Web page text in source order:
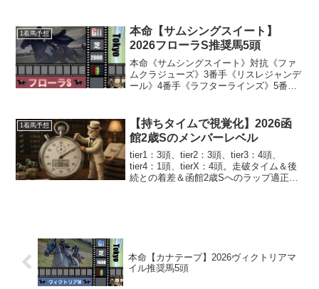
枠＆逃げアプローチの見込みが高い《4》
アルテクィー...
1着馬予想
本命【サムシングスイート】
2026フローラS推奨馬5頭
本命《サムシングスイート》対抗《ファ
ムクラジューズ》3番手《リスレジャンデ
ール》4番手《ラフターラインズ》5番手
トとなる東京芝2000。さらに3歳世代牝馬
限定戦。例年通...
1着馬予想
【持ちタイムで視覚化】2026函
館2歳Sのメンバーレベル
tier1：3頭、tier2：3頭、tier3：4頭、
tier4：1頭、tierX：4頭。走破タイム＆後
続との着差＆函館2歳Sへのラップ適正で
本命【カナテープ】2026ヴィクトリアマ
イル推奨馬5頭